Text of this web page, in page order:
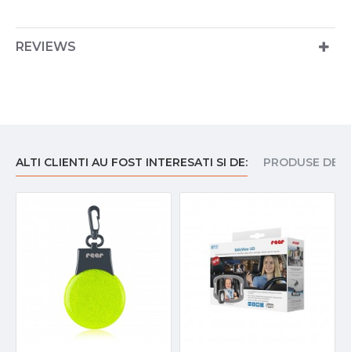
REVIEWS
ALTI CLIENTI AU FOST INTERESATI SI DE: PRODUSE DE